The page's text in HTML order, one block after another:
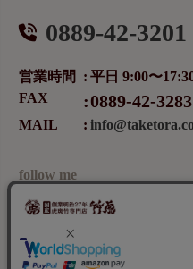
0889-42-3201
営業時間
平日 9:00〜
FAX
0889-42-3283
MAIL
follow me
メールマガジンの登録